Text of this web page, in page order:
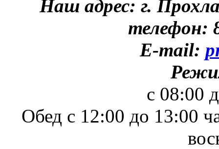
Наш адрес: г.
телефон:
E-mail:
с 08:00
Обед с 12:00 до 13:00